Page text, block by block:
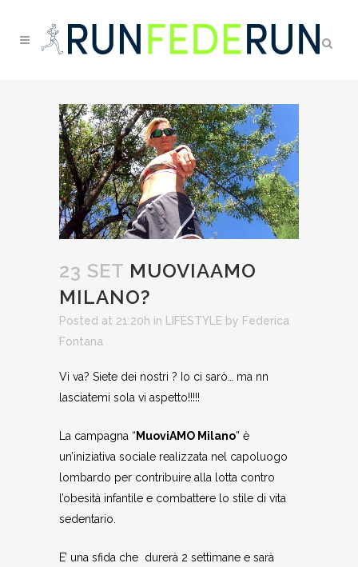
23 SET MUOVIAAMO
MILANO?
Posted at 21:20h in LIFESTYLE by Federica
Fontana
Vi va? Siete dei nostri ? Io ci sarò… ma nn
lasciatemi sola vi aspetto!!!!!
La campagna “ MuoviAMO Milano” è
un’iniziativa sociale realizzata nel capoluogo
lombardo per contribuire alla lotta contro
l’obesità infantile e combattere lo stile di vita
sedentario.
E’ una sfida che durerà 2 settimane e sarà